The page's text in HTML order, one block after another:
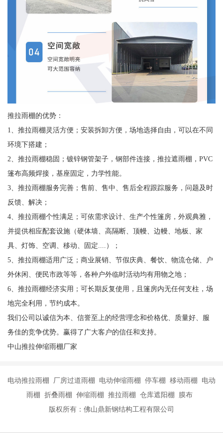
推拉雨棚的优势：
1、推拉雨棚灵活方便；安装拆卸方便，场地选择自由，可以在不同
环境下搭建；
2、推拉雨棚稳固；镀锌钢管架子，钢部件连接，推拉遮雨棚，PVC
篷布高频焊接，基座固定，力学性能。
3、推拉雨棚服务完善；售前、售中、售后全程跟踪服务，问题及时
反馈、解决；
4、推拉雨棚个性满足；可依需求设计、生产个性篷房，外观典雅，
并提供相应配套设施（硬体墙、高隔断、顶幔、边幔、地板、家
具、灯饰、空调、移动、固定....）；
5、推拉雨棚适用广泛；商业展销、节假庆典、餐饮、物流仓储、户
外休闲、便民市政等等，各种户外临时活动均有用物之地；
6、推拉雨棚经济实用；可长期反复使用，且篷房内无任何支柱，场
地完全利用，节约成本。
我们公司以诚信为本、信誉至上的经营理念和价格优、质量好、服
务佳的竞争优势。赢得了广大客户的信任和支持。
中山推拉伸缩雨棚厂家
电动推拉雨棚 厂房过道雨棚 电动伸缩雨棚 停车棚 移动雨棚 电动
雨棚 折叠雨棚 伸缩雨棚 推拉雨棚 仓库遮阳棚 膜布
版权所有：佛山鼎新钢结构工程有限公司